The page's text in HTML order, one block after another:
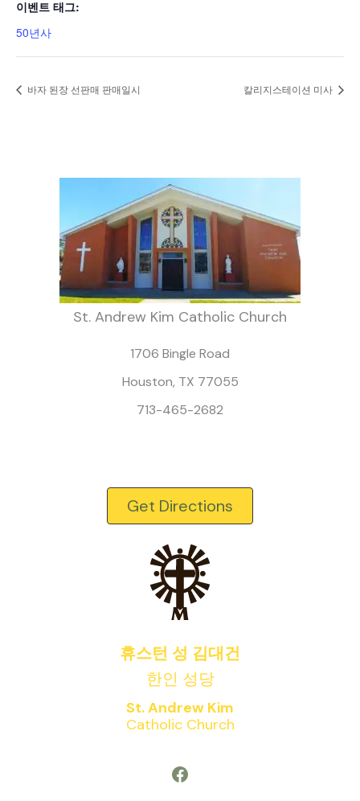
이벤트 태그:
50년사
바자 된장 선판매 판매일시 칼리지스테이션 미사
St. Andrew Kim Catholic Church
1706 Bingle Road
Houston, TX 77055
713-465-2682
Get Directions
휴스턴 성 김대건
한인 성당
St. Andrew Kim
Catholic Church
Facebook